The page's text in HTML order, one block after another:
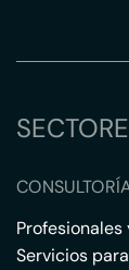
Servicios